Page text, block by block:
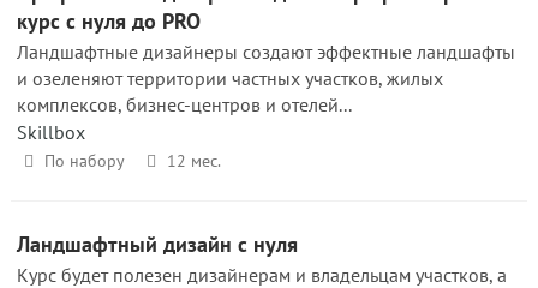
курс с нуля до PRO
Ландшафтные дизайнеры создают эффектные ландшафты
и озеленяют территории частных участков, жилых
комплексов, бизнес-центров и отелей...
Skillbox
По набору 12 мес.
Ландшафтный дизайн с нуля
Курс будет полезен дизайнерам и владельцам участков, а